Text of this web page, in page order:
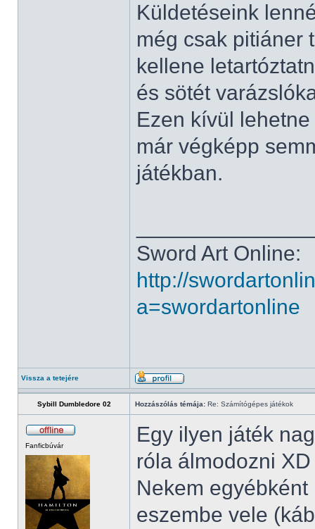
Küldetéseink
még csak pitiáner
kellene
és sötét
Ezen kívül
már végképp
játékban.
Sword Art Online:
http://
a=swordartonline
Vissza a tetejére
Sybill Dumbledore 02 Hozzászólás témája: Re: Számítógépes játékok
Fanficbúvár
Egy ilyen játék
róla álmodozni XD
Nekem
eszembe vele